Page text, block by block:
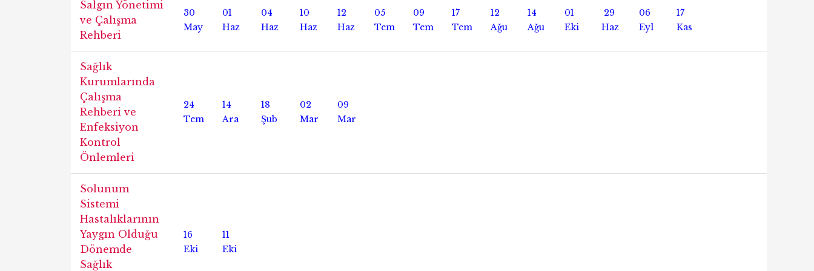
Salgın Yönetimi
ve Çalışma
Rehberi
30
May
01
Haz
04
Haz
10
Haz
12
Haz
05
Tem
09
Tem
17
Tem
12
Ağu
14
Ağu
01
Eki
29
Haz
06
Eyl
17
Kas
Sağlık
Kurumlarında
Çalışma
Rehberi ve
Enfeksiyon
Kontrol
Önlemleri
24
Tem
14
Ara
18
Şub
02
Mar
09
Mar
Solunum
Sistemi
Hastalıklarının
Yaygın Olduğu
Dönemde
Sağlık
16
Eki
11
Eki